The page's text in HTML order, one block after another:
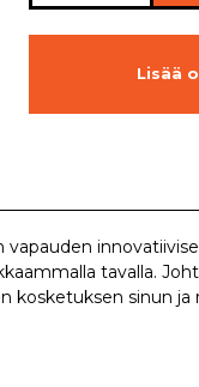
Lisää
vapauden
tavalla.
kosketuksen sinun